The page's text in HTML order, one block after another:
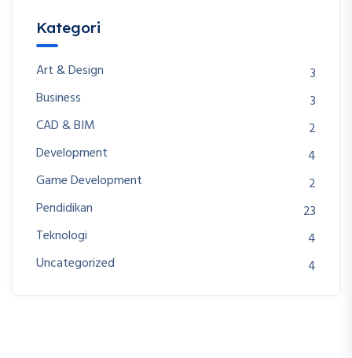
Kategori
Art & Design
3
Business
3
CAD & BIM
2
Development
4
Game Development
2
Pendidikan
23
Teknologi
4
Uncategorized
4